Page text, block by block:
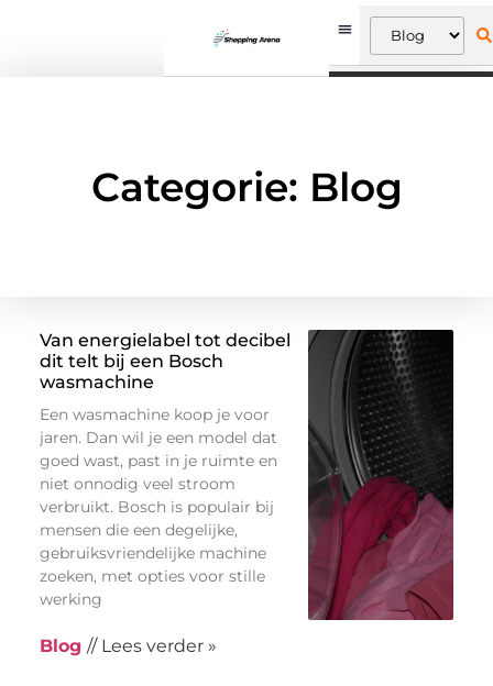
Categorie: Blog
Van energielabel tot decibel
dit telt bij een Bosch
wasmachine
Een wasmachine koop je voor
jaren. Dan wil je een model dat
goed wast, past in je ruimte en
niet onnodig veel stroom
verbruikt. Bosch is populair bij
mensen die een degelijke,
gebruiksvriendelijke machine
zoeken, met opties voor stille
werking
Blog // Lees verder »